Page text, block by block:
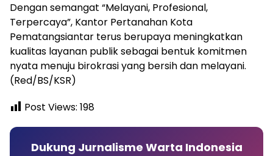
Dengan semangat “Melayani, Profesional,
Terpercaya”, Kantor Pertanahan Kota
Pematangsiantar terus berupaya meningkatkan
kualitas layanan publik sebagai bentuk komitmen
nyata menuju birokrasi yang bersih dan melayani.
(Red/BS/KSR)
Post Views: 198
Dukung Jurnalisme Warta Indonesia